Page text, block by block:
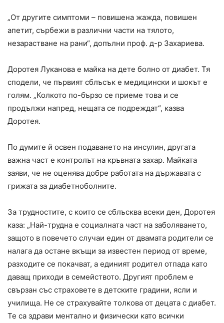
„От другите симптоми – повишена жажда, повишен
апетит, сърбежи в различни части на тялото,
незарастване на рани“, допълни проф. д-р Захариева.
Доротея Луканова е майка на дете болно от диабет. Тя
сподели, че първият сблъсък е медицински и шокът е
голям. „Колкото по-бързо се приеме това и се
продължи напред, нещата се подреждат“, казва
Доротея.
По думите й освен подаването на инсулин, другата
важна част е контролът на кръвната захар. Майката
заяви, че не оценява добре работата на държавата с
грижата за диабетноболните.
За трудностите, с които се сблъсква всеки ден, Доротея
каза: „Най-трудна е социалната част на заболяването,
защото в повечето случаи един от двамата родители се
налага да остане вкъщи за известен период от време,
разходите се покачват, а единият родител отпада като
даващ приходи в семейството. Другият проблем е
свързан със страховете в детските градини, ясли и
училища. Не се страхувайте толкова от децата с диабет.
Те са здрави ментално и физически като всички